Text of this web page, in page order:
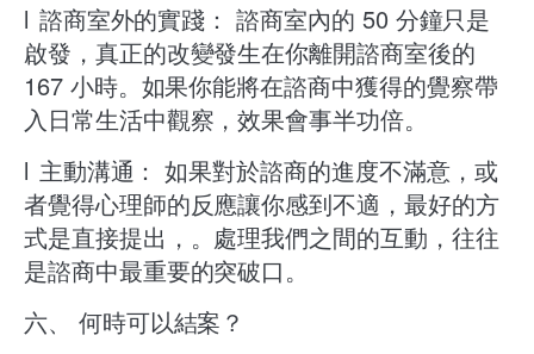
l 諮商室外的實踐： 諮商室內的 50 分鐘只是
啟發，真正的改變發生在你離開諮商室後的
167 小時。如果你能將在諮商中獲得的覺察帶
入日常生活中觀察，效果會事半功倍。
l 主動溝通： 如果對於諮商的進度不滿意，或
者覺得心理師的反應讓你感到不適，最好的方
式是直接提出，。處理我們之間的互動，往往
是諮商中最重要的突破口。
​六、 何時可以結案？